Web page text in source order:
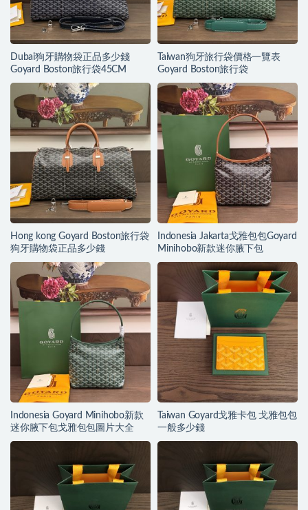
Dubai狗牙購物袋正品多少錢
Goyard Boston旅行袋45CM
Taiwan狗牙旅行袋價格一覽表
Goyard Boston旅行袋
Hong kong Goyard Boston旅行袋
狗牙購物袋正品多少錢
Indonesia Jakarta戈雅包包Goyard
Minihobo新款迷你腋下包
Indonesia Goyard Minihobo新款
迷你腋下包戈雅包包圖片大全
Taiwan Goyard戈雅卡包 戈雅包包
一般多少錢